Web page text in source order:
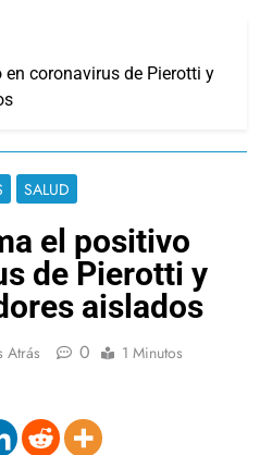
coronavirus de Pierotti y
SALUD
el positivo
de Pierotti y
aislados
Atrás 0 1 Minutos